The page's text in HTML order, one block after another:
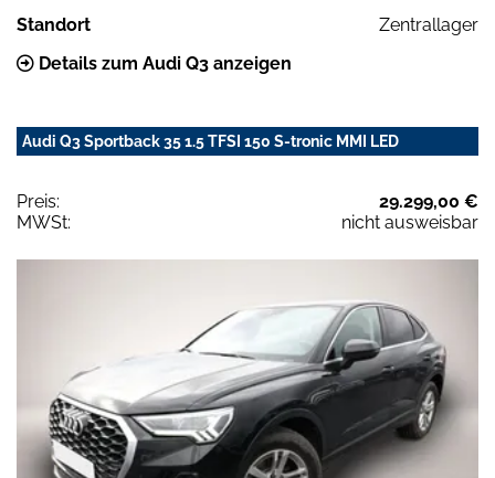
Standort
Zentrallager
Details zum Audi Q3 anzeigen
Audi Q3 Sportback 35 1.5 TFSI 150 S-tronic MMI LED
Preis:
29.299,00 €
MWSt:
nicht ausweisbar